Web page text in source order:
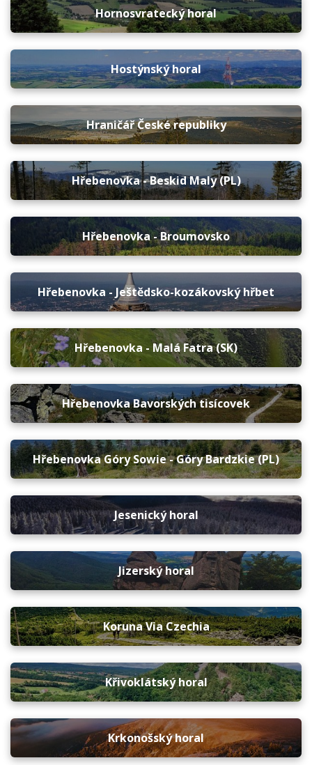
Hornosvratecký horal
Hostýnský horal
Hraničář České republiky
Hřebenovka - Beskid Maly (PL)
Hřebenovka - Broumovsko
Hřebenovka - Ještědsko-kozákovský hřbet
Hřebenovka - Malá Fatra (SK)
Hřebenovka Bavorských tisícovek
Hřebenovka Góry Sowie - Góry Bardzkie (PL)
Jesenický horal
Jizerský horal
Koruna Via Czechia
Křivoklátský horal
Krkonošský horal